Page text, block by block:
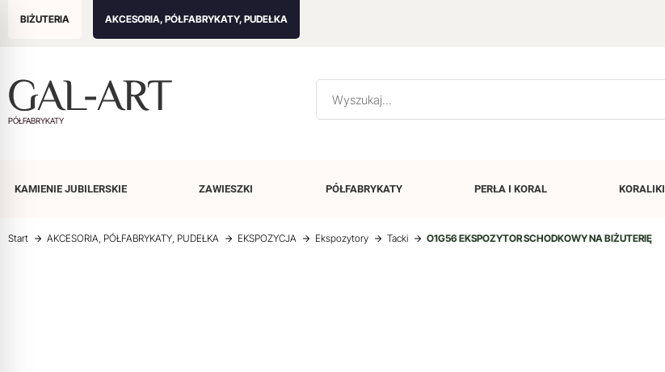
BIŻUTERIA AKCESORIA, PÓŁFABRYKATY, PUDEŁKA
PÓŁFABRYKATY
KAMIENIE JUBILERSKIE ZAWIESZKI PÓŁFABRYKATY PERŁA I KORAL KORALIKI
Start AKCESORIA, PÓŁFABRYKATY, PUDEŁKA EKSPOZYCJA Ekspozytory Tacki O1G56 EKSPOZYTOR SCHODKOWY NA BIŻUTERIĘ